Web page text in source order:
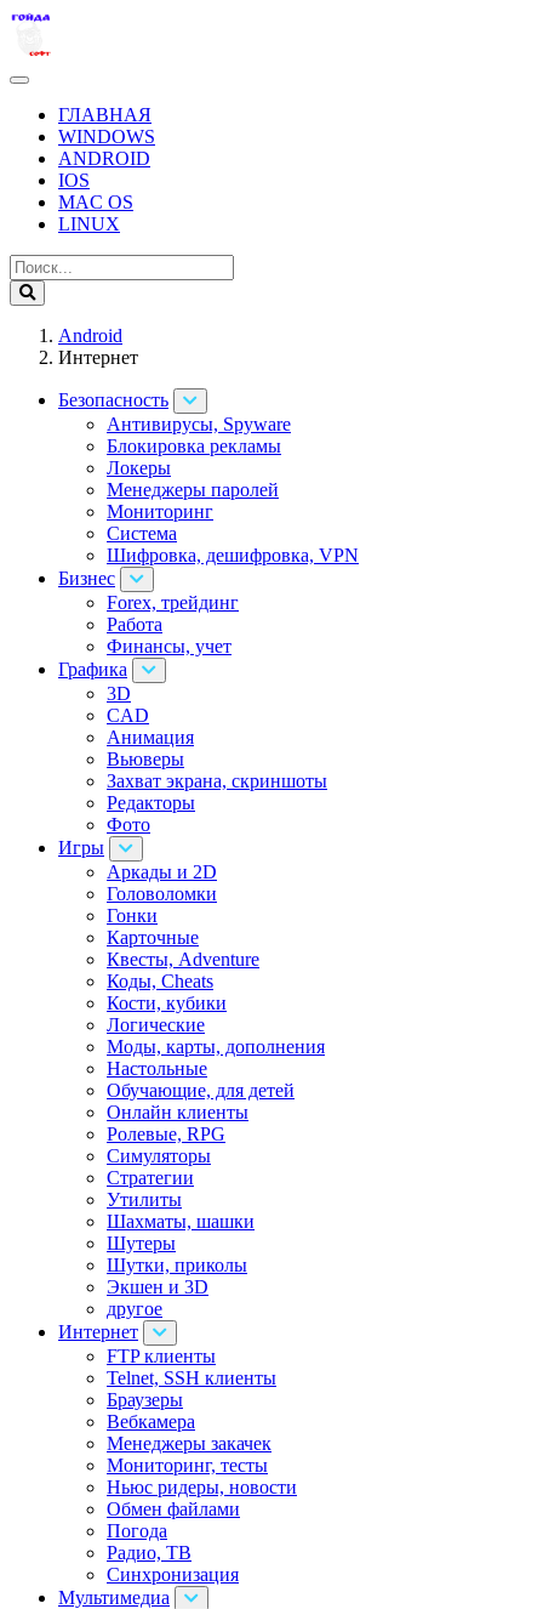
ГЛАВНАЯ
WINDOWS
ANDROID
IOS
MAC OS
LINUX
Android
Интернет
Безопасность
Антивирусы, Spyware
Блокировка рекламы
Локеры
Менеджеры паролей
Мониторинг
Система
Шифровка, дешифровка, VPN
Бизнес
Forex, трейдинг
Работа
Финансы, учет
Графика
3D
CAD
Анимация
Вьюверы
Захват экрана, скриншоты
Редакторы
Фото
Игры
Аркады и 2D
Головоломки
Гонки
Карточные
Квесты, Adventure
Коды, Cheats
Кости, кубики
Логические
Моды, карты, дополнения
Настольные
Обучающие, для детей
Онлайн клиенты
Ролевые, RPG
Симуляторы
Стратегии
Утилиты
Шахматы, шашки
Шутеры
Шутки, приколы
Экшен и 3D
другое
Интернет
FTP клиенты
Telnet, SSH клиенты
Браузеры
Вебкамера
Менеджеры закачек
Мониторинг, тесты
Ньюс ридеры, новости
Обмен файлами
Погода
Радио, ТВ
Синхронизация
Мультимедиа